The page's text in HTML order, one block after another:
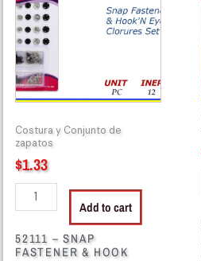
Costura y Conjunto de
zapatos
$1.33
FASTENER
&
HOOK
quantity
Add to cart
52111 – SNAP
FASTENER & HOOK